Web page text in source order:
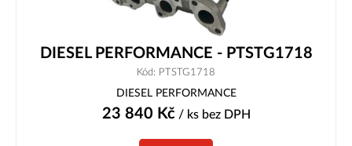
DIESEL PERFORMANCE - PTSTG1718
Kód: PTSTG1718
DIESEL PERFORMANCE
23 840 Kč/ ks bez DPH